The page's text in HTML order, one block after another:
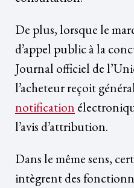
De plus, lorsque le
d’appel public à la
Journal officiel de
l’acheteur reçoit
notification
l’avis d’attribution.
Dans le même sens,
intègrent des